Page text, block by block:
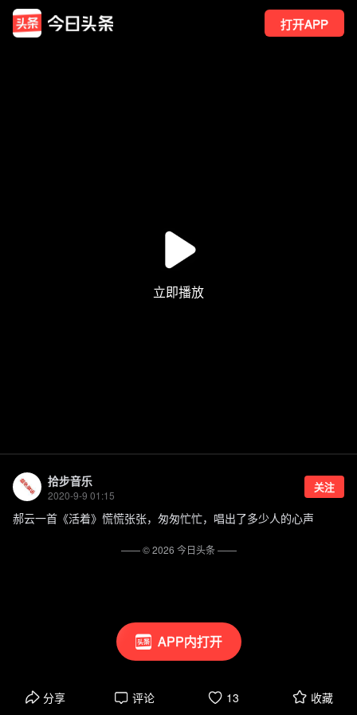
打开APP
APP内打开
拾步音乐
2020-9-9 01:15
关注
郝云一首《活着》慌慌张张，匆匆忙忙，唱出了多少人的心声
分享 评论 13 收藏
—— ©2026 今日头条——